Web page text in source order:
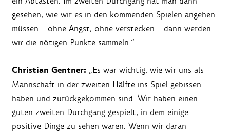
gesehen, wie wir es in den kommenden Spielen angehen
müssen – ohne Angst, ohne verstecken – dann werden
wir die nötigen Punkte sammeln.“
Christian Gentner: „Es war wichtig, wie wir uns als
Mannschaft in der zweiten Hälfte ins Spiel gebissen
haben und zurückgekommen sind. Wir haben einen
guten zweiten Durchgang gespielt, in dem einige
positive Dinge zu sehen waren. Wenn wir daran